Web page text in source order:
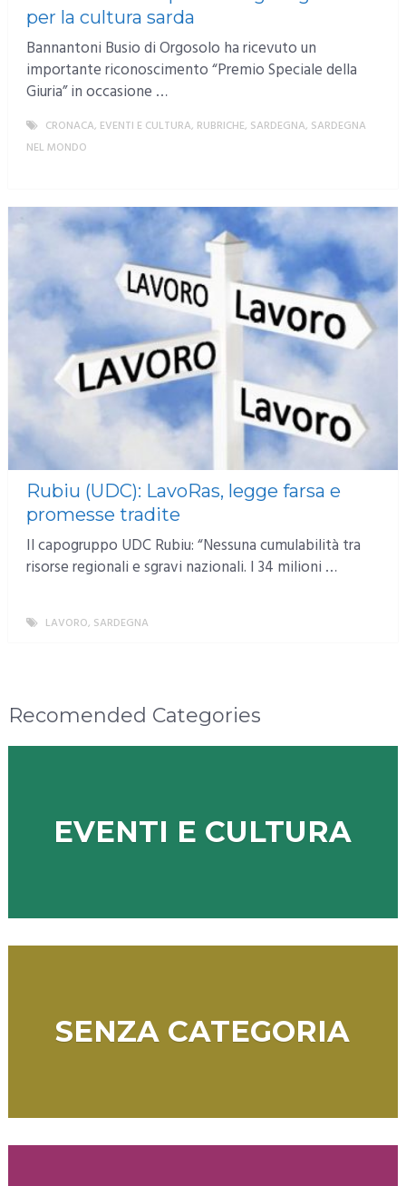
per la cultura sarda
Bannantoni Busio di Orgosolo ha ricevuto un
importante riconoscimento “Premio Speciale della
Giuria” in occasione …
CRONACA, EVENTI E CULTURA, RUBRICHE, SARDEGNA, SARDEGNA
NEL MONDO
Rubiu (UDC): LavoRas, legge farsa e
promesse tradite
Il capogruppo UDC Rubiu: “Nessuna cumulabilità tra
risorse regionali e sgravi nazionali. I 34 milioni …
LAVORO, SARDEGNA
Recomended Categories
EVENTI E CULTURA
SENZA CATEGORIA